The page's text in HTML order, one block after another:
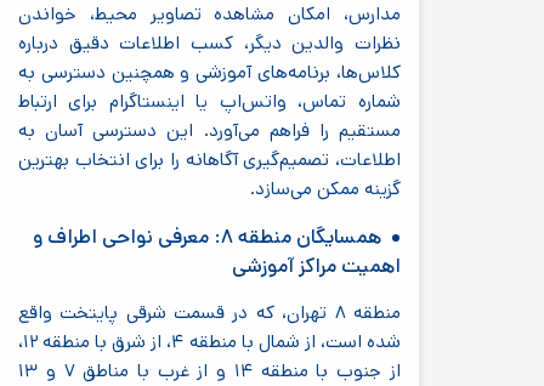
مدارس، امکان مشاهده تصاویر محیط، خواندن
نظرات والدین دیگر، کسب اطلاعات دقیق درباره
کلاس‌ها، برنامه‌های آموزشی و همچنین دسترسی به
شماره تماس، واتس‌اپ یا اینستاگرام برای ارتباط
مستقیم را فراهم می‌آورد. این دسترسی آسان به
اطلاعات، تصمیم‌گیری آگاهانه را برای انتخاب بهترین
گزینه ممکن می‌سازد.
همسایگان منطقه ۸: معرفی نواحی اطراف و
اهمیت مراکز آموزشی
منطقه ۸ تهران، که در قسمت شرقی پایتخت واقع
شده است، از شمال با منطقه ۴، از شرق با منطقه ۱۲،
از جنوب با منطقه ۱۴ و از غرب با مناطق ۷ و ۱۳